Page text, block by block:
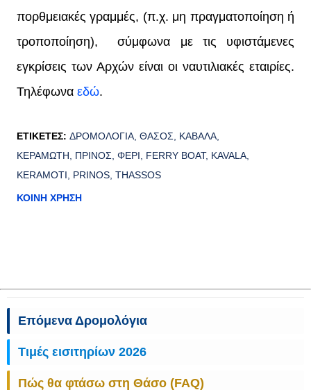
πορθμειακές γραμμές, (π.χ. μη πραγματοποίηση ή
τροποποίηση), σύμφωνα με τις υφιστάμενες
εγκρίσεις των Αρχών είναι οι ναυτιλιακές εταιρίες.
Τηλέφωνα εδώ.
ΕΤΙΚΈΤΕΣ: ΔΡΟΜΟΛΟΓΙΑ ΘΑΣΟΣ
ΚΑΒΑΛΑ
ΚΕΡΑΜΩΤΗ
ΠΡΙΝΟΣ ΦΕΡΙ FERRY BOAT KAVALA
KERAMOTI
PRINOS THASSOS
ΚΟΙΝΉ ΧΡΉΣΗ
Επόμενα Δρομολόγια
Τιμές εισιτηρίων 2026
Πώς θα φτάσω στη Θάσο (FAQ)